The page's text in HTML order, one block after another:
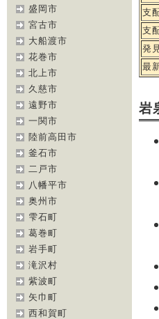
盛岡市
宮古市
大船渡市
花巻市
北上市
久慈市
遠野市
一関市
陸前高田市
釜石市
二戸市
八幡平市
奥州市
雫石町
葛巻町
岩手町
滝沢村
紫波町
矢巾町
西和賀町
支
支
発
最
岩